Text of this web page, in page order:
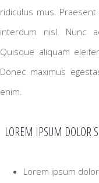
ridiculus mus.
interdum nisl. Nunc
Quisque aliquam
Donec maximus
enim.
LOREM IPSUM DOLOR
Lorem ipsum